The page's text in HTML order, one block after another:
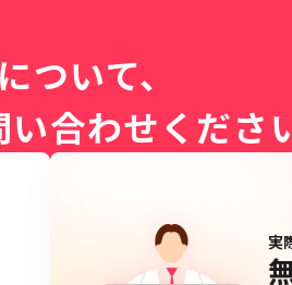
ついて、
合わせくださ
実